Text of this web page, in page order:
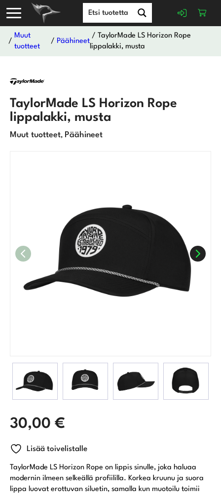
/
Muut
tuotteet
/ Päähineet
/ TaylorMade LS Horizon Rope
lippalakki, musta
TaylorMade LS Horizon Rope
lippalakki, musta
Muut tuotteet, Päähineet
30,00 €
Lisää toivelistalle
TaylorMade LS Horizon Rope on lippis sinulle, joka haluaa
modernin ilmeen selkeällä profiililla. Korkea kruunu ja suora
lippa luovat erottuvan siluetin, samalla kun muotoilu toimii